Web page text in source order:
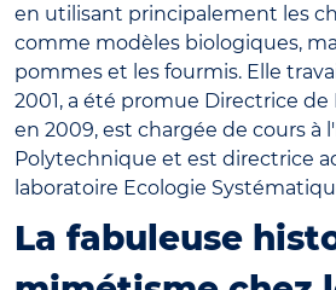
en utilisant principalement les
comme modèles biologiques,
pommes et les fourmis. Elle
2001, a été promue Directrice de
en 2009, est chargée de cours à
Polytechnique et est directrice
laboratoire Ecologie
La fabuleuse